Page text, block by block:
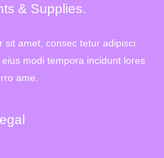
& Supplies.
sit amet, consec tetur adipisci
modi tempora incidunt lores
ame.